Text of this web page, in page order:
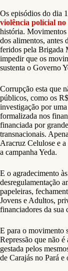
Os episódios do dia
violência polícial no
história. Movimentos
dos alimentos, antes
feridos pela Brigada
impedir que os
sustenta o Governo
Corrupção esta que
públicos, como os
investigação por
formalizada nos
financiada por
transnacionais.
Aracruz Celulose e
a campanha Yeda.
E o agradecimento
desregulamentação
papeleiras,
Jovens e Adultos,
financiadores da sua
E para o movimento
Repressão que não
gestada pelos
de Carajás no Pará